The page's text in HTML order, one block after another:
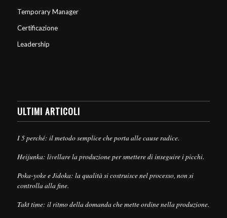
Temporary Manager
Certificazione
Leadership
ULTIMI ARTICOLI
I 5 perché: il metodo semplice che porta alle cause radice.
Heijunka: livellare la produzione per smettere di inseguire i picchi.
Poka-yoke e Jidoka: la qualità si costruisce nel processo, non si
controlla alla fine.
Takt time: il ritmo della domanda che mette ordine nella produzione.